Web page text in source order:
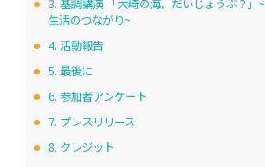
3. 基調講演 「大崎の海、だいじょうぶ？」
生活のつながり~
4. 活動報告
5. 最後に
6. 参加者アンケート
7. プレスリリース
8. クレジット